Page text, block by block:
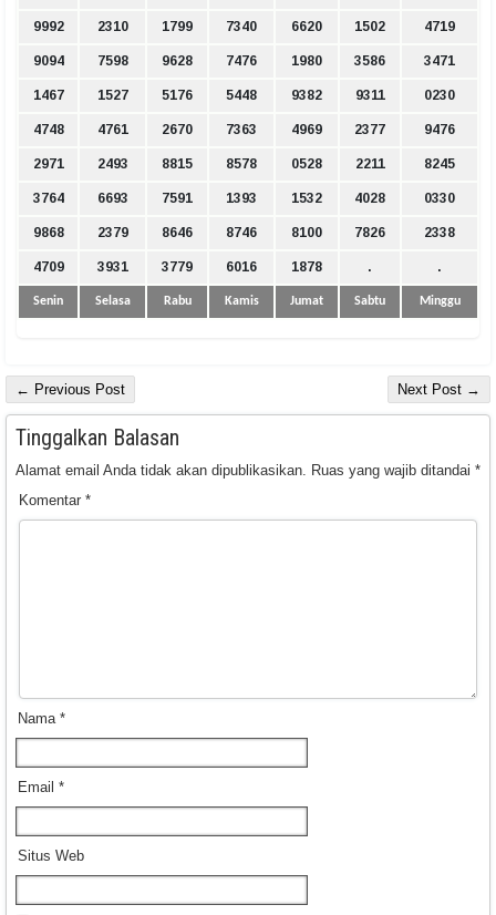
9992 2310 1799 7340 6620 1502 4719
9094 7598 9628 7476 1980 3586 3471
1467 1527 5176 5448 9382 9311 0230
4748 4761 2670 7363 4969 2377 9476
2971 2493 8815 8578 0528 2211 8245
3764 6693 7591 1393 1532 4028 0330
9868 2379 8646 8746 8100 7826 2338
4709 3931 3779 6016 1878 . .
Senin Selasa Rabu Kamis Jumat Sabtu Minggu
← Previous Post Next Post →
Tinggalkan Balasan
Alamat email Anda tidak akan dipublikasikan. Ruas yang wajib ditandai *
Komentar *
Nama *
Email *
Situs Web